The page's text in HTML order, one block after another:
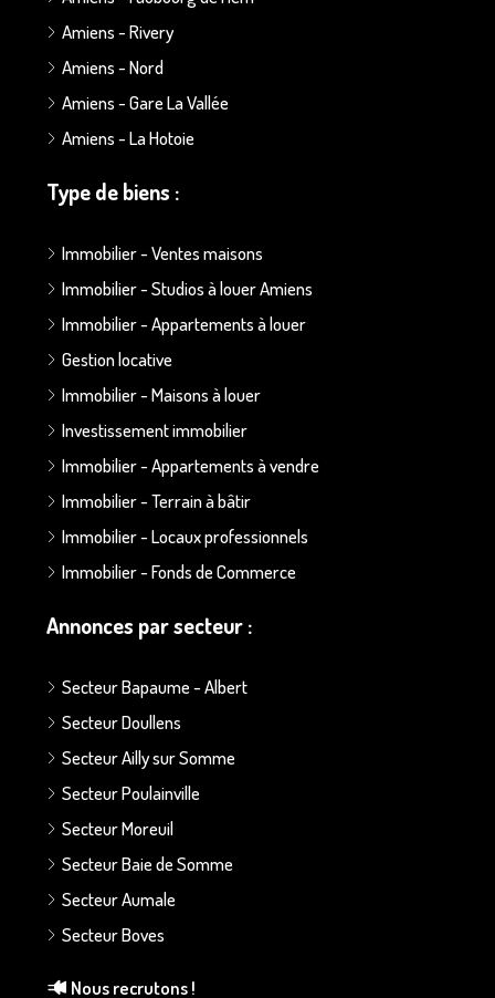
Amiens - Rivery
Amiens - Nord
Amiens - Gare La Vallée
Amiens - La Hotoie
Type de biens :
Immobilier - Ventes maisons
Immobilier - Studios à louer Amiens
Immobilier - Appartements à louer
Gestion locative
Immobilier - Maisons à louer
Investissement immobilier
Immobilier - Appartements à vendre
Immobilier - Terrain à bâtir
Immobilier - Locaux professionnels
Immobilier - Fonds de Commerce
Annonces par secteur :
Secteur Bapaume - Albert
Secteur Doullens
Secteur Ailly sur Somme
Secteur Poulainville
Secteur Moreuil
Secteur Baie de Somme
Secteur Aumale
Secteur Boves
Nous recrutons !